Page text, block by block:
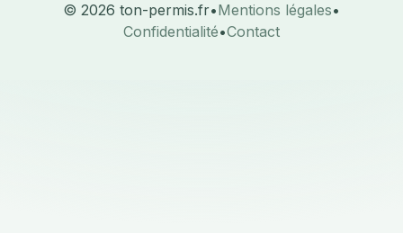
© 2026 ton-permis.fr•Mentions légales•
Confidentialité•Contact